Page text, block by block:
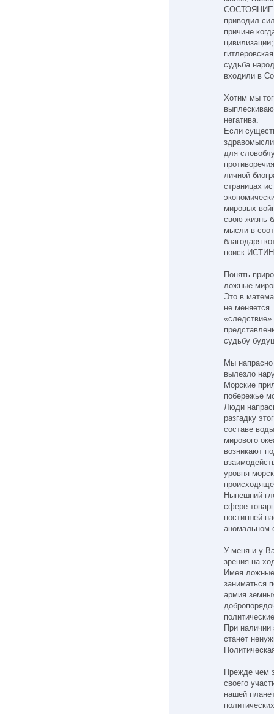
приводил
причине
судьба
входили в
Хотим мы
негатива.
Если
для
личной
страницах
мировых
свою жизнь
мысли в
благодаря
поиск
Понять
ложные
Это в
не
судьбу
Мы
вылезло
Морские
побережье
Люди
разгадку
составе
мирового
возникают
уровня
Нынешний
сфере
постигшей
аномальном
У меня и у
зрения на
Имея ложные
заниматься
армия
При наличии
станет
Прежде чем
своего
нашей